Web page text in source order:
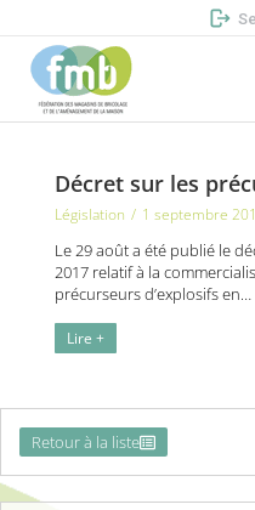
Décret sur les
Législation 1 septembre
Le 29 août a été publié le
2017 relatif à la
précurseurs d’explosifs en…
Lire +
Retour à la liste